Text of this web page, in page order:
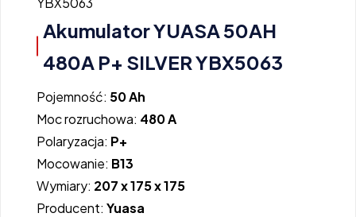
Akumulator YUASA 50AH
480A P+ SILVER YBX5063
Pojemność: 50 Ah
Moc rozruchowa: 480 A
Polaryzacja: P+
Mocowanie: B13
Wymiary: 207 x 175 x 175
Producent: Yuasa